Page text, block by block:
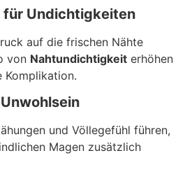
für Undichtigkeiten
auf die frischen Nähte
von Nahtundichtigkeit erhöhen
Komplikation.
und Völlegefühl führen,
Magen zusätzlich